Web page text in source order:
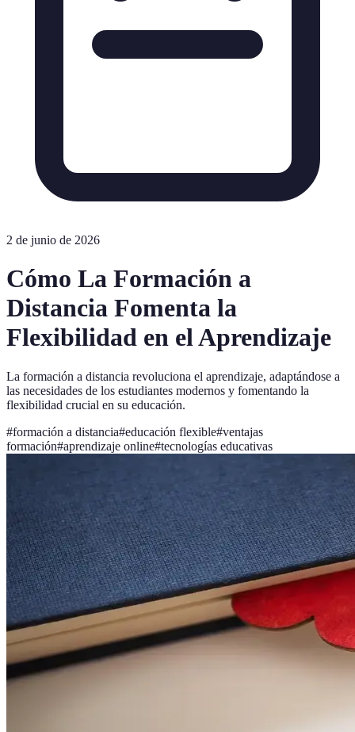
2 de junio de 2026
Cómo La Formación a
Distancia Fomenta la
Flexibilidad en el Aprendizaje
La formación a distancia revoluciona el aprendizaje, adaptándose a
las necesidades de los estudiantes modernos y fomentando la
flexibilidad crucial en su educación.
#formación a distancia#educación flexible#ventajas
formación#aprendizaje online#tecnologías educativas